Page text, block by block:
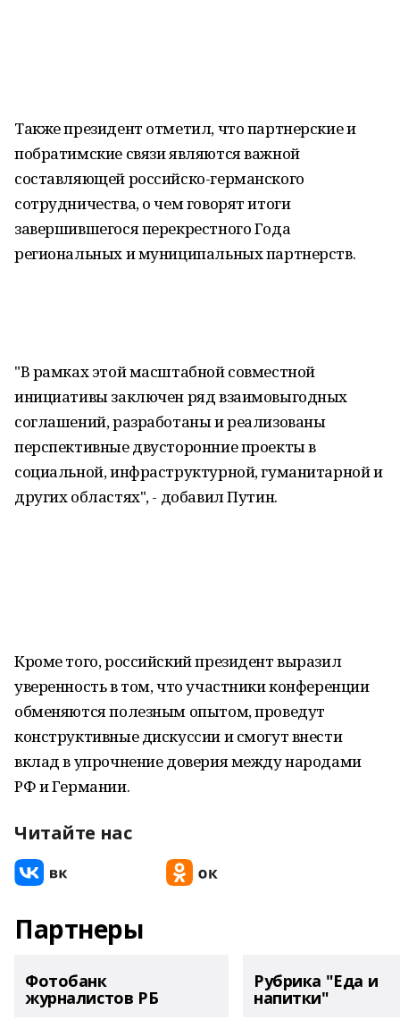
Также президент отметил, что партнерские и
побратимские связи являются важной
составляющей российско-германского
сотрудничества, о чем говорят итоги
завершившегося перекрестного Года
региональных и муниципальных партнерств.
"В рамках этой масштабной совместной
инициативы заключен ряд взаимовыгодных
соглашений, разработаны и реализованы
перспективные двусторонние проекты в
социальной, инфраструктурной, гуманитарной и
других областях", - добавил Путин.
Кроме того, российский президент выразил
уверенность в том, что участники конференции
обменяются полезным опытом, проведут
конструктивные дискуссии и смогут внести
вклад в упрочнение доверия между народами
РФ и Германии.
Читайте нас
Партнеры
Фотобанк
журналистов РБ
Рубрика "Еда и
напитки"